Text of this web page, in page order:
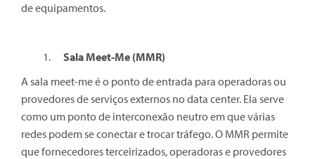
de equipamentos.
Sala Meet-Me (MMR)
A sala meet-me é o ponto de entrada para operadoras ou
provedores de serviços externos no data center. Ela serve
como um ponto de interconexão neutro em que várias
redes podem se conectar e trocar tráfego. O MMR permite
que fornecedores terceirizados, operadoras e provedores